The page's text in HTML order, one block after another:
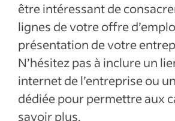
être intéressant de
lignes de votre offre
présentation de votre
N’hésitez pas à inclure un
internet de l’entreprise ou
dédiée pour permettre aux
savoir plus.